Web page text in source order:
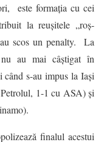
este formaţia cu cei
la reuşitele „roş-
scos un penalty. La
au mai câştigat în
când s-au impus la Iaşi
1-1 cu ASA) şi
finalul acestui